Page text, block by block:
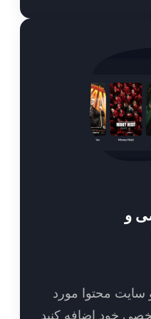
مورد
کنید